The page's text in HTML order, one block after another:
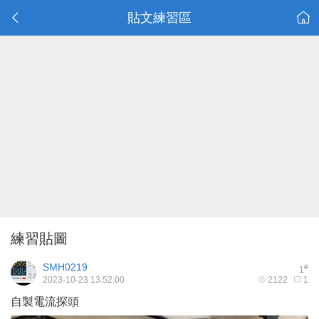
貼文練習區
練習貼圖
1#
SMH0219
2122 1
2023-10-23 13:52:00
自製電流探頭